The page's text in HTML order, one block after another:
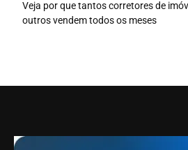
Veja por que tantos corretores de
outros vendem todos os meses